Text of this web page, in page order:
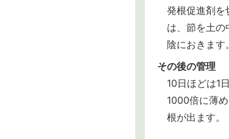
発根促進剤を
は、節を土
陰におきます。
その後の管理
10日ほどは1
1000倍に薄
根が出ます。